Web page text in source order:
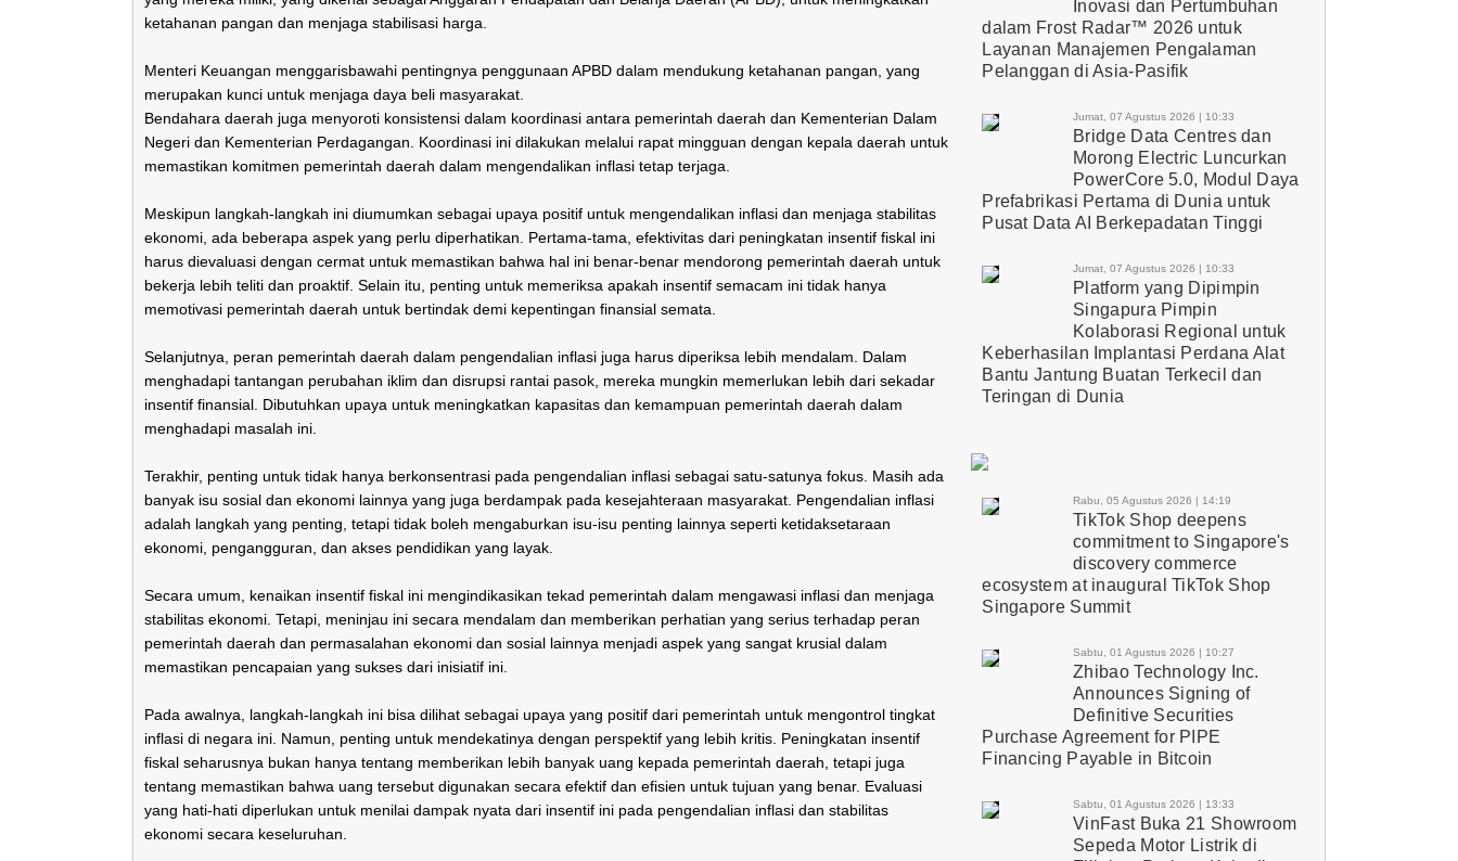
ketahanan pangan dan menjaga stabilisasi harga.
Menteri Keuangan menggarisbawahi pentingnya penggunaan APBD dalam mendukung ketahanan pangan, yang
merupakan kunci untuk menjaga daya beli masyarakat.
Bendahara daerah juga menyoroti konsistensi dalam koordinasi antara pemerintah daerah dan Kementerian Dalam
Negeri dan Kementerian Perdagangan. Koordinasi ini dilakukan melalui rapat mingguan dengan kepala daerah untuk
memastikan komitmen pemerintah daerah dalam mengendalikan inflasi tetap terjaga.
Meskipun langkah-langkah ini diumumkan sebagai upaya positif untuk mengendalikan inflasi dan menjaga stabilitas
ekonomi, ada beberapa aspek yang perlu diperhatikan. Pertama-tama, efektivitas dari peningkatan insentif fiskal ini
harus dievaluasi dengan cermat untuk memastikan bahwa hal ini benar-benar mendorong pemerintah daerah untuk
bekerja lebih teliti dan proaktif. Selain itu, penting untuk memeriksa apakah insentif semacam ini tidak hanya
memotivasi pemerintah daerah untuk bertindak demi kepentingan finansial semata.
Selanjutnya, peran pemerintah daerah dalam pengendalian inflasi juga harus diperiksa lebih mendalam. Dalam
menghadapi tantangan perubahan iklim dan disrupsi rantai pasok, mereka mungkin memerlukan lebih dari sekadar
insentif finansial. Dibutuhkan upaya untuk meningkatkan kapasitas dan kemampuan pemerintah daerah dalam
menghadapi masalah ini.
Terakhir, penting untuk tidak hanya berkonsentrasi pada pengendalian inflasi sebagai satu-satunya fokus. Masih ada
banyak isu sosial dan ekonomi lainnya yang juga berdampak pada kesejahteraan masyarakat. Pengendalian inflasi
adalah langkah yang penting, tetapi tidak boleh mengaburkan isu-isu penting lainnya seperti ketidaksetaraan
ekonomi, pengangguran, dan akses pendidikan yang layak.
Secara umum, kenaikan insentif fiskal ini mengindikasikan tekad pemerintah dalam mengawasi inflasi dan menjaga
stabilitas ekonomi. Tetapi, meninjau ini secara mendalam dan memberikan perhatian yang serius terhadap peran
pemerintah daerah dan permasalahan ekonomi dan sosial lainnya menjadi aspek yang sangat krusial dalam
memastikan pencapaian yang sukses dari inisiatif ini.
Pada awalnya, langkah-langkah ini bisa dilihat sebagai upaya yang positif dari pemerintah untuk mengontrol tingkat
inflasi di negara ini. Namun, penting untuk mendekatinya dengan perspektif yang lebih kritis. Peningkatan insentif
fiskal seharusnya bukan hanya tentang memberikan lebih banyak uang kepada pemerintah daerah, tetapi juga
tentang memastikan bahwa uang tersebut digunakan secara efektif dan efisien untuk tujuan yang benar. Evaluasi
yang hati-hati diperlukan untuk menilai dampak nyata dari insentif ini pada pengendalian inflasi dan stabilitas
ekonomi secara keseluruhan.
Inovasi dan Pertumbuhan
dalam Frost Radar™ 2026 untuk
Layanan Manajemen Pengalaman
Pelanggan di Asia-Pasifik
Jumat, 07 Agustus 2026 | 10:33
Bridge Data Centres dan
Morong Electric Luncurkan
PowerCore 5.0, Modul Daya
Prefabrikasi Pertama di Dunia untuk
Pusat Data AI Berkepadatan Tinggi
Jumat, 07 Agustus 2026 | 10:33
Platform yang Dipimpin
Singapura Pimpin
Kolaborasi Regional untuk
Keberhasilan Implantasi Perdana Alat
Bantu Jantung Buatan Terkecil dan
Teringan di Dunia
Rabu, 05 Agustus 2026 | 14:19
TikTok Shop deepens
commitment to Singapore's
discovery commerce
ecosystem at inaugural TikTok Shop
Singapore Summit
Sabtu, 01 Agustus 2026 | 10:27
Zhibao Technology Inc.
Announces Signing of
Definitive Securities
Purchase Agreement for PIPE
Financing Payable in Bitcoin
Sabtu, 01 Agustus 2026 | 13:33
VinFast Buka 21 Showroom
Sepeda Motor Listrik di